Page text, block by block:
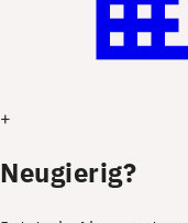
+
Neugierig?